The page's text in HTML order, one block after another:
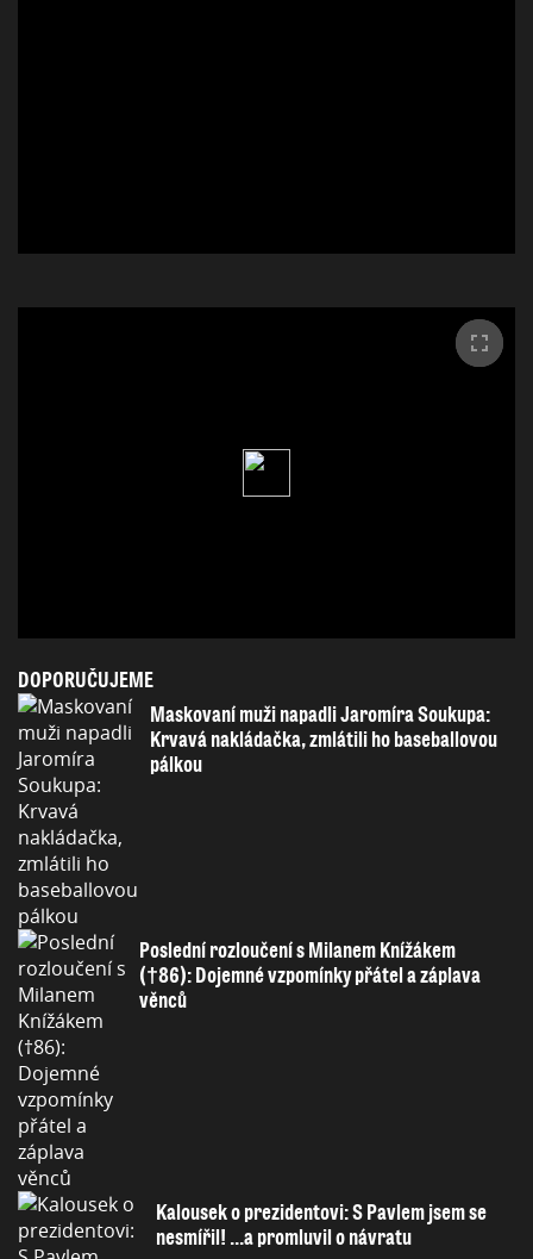
DOPORUČUJEME
Maskovaní muži napadli Jaromíra Soukupa:
Krvavá nakládačka, zmlátili ho baseballovou
pálkou
Poslední rozloučení s Milanem Knížákem
(†86): Dojemné vzpomínky přátel a záplava
věnců
Kalousek o prezidentovi: S Pavlem jsem se
nesmířil! ...a promluvil o návratu